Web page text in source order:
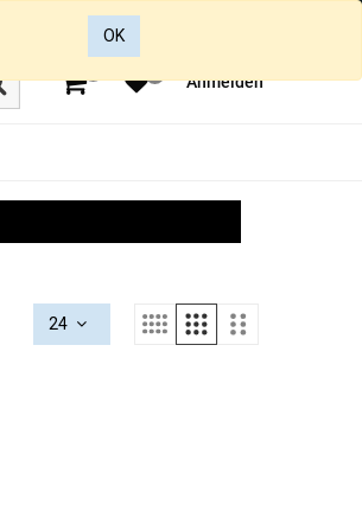
Anmelden
OK
24